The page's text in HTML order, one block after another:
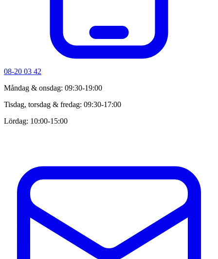
08-20 03 42
Måndag & onsdag: 09:30-19:00
Tisdag, torsdag & fredag: 09:30-17:00
Lördag: 10:00-15:00